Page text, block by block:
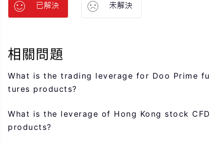
已解決 未解決
相關問題
What is the trading leverage for Doo Prime fu
tures products?
What is the leverage of Hong Kong stock CFD
products?